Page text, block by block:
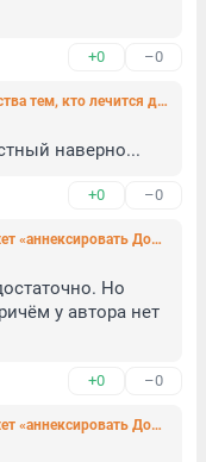
+0 –0
Петербургу дали 300 млн рублей на лекарства тем, кто лечится дома
наверно...
+0 –0
В Белом доме допустили, что Россия может «аннексировать Донбасс»
Но
у автора нет
+0 –0
В Белом доме допустили, что Россия может «аннексировать Донбасс»